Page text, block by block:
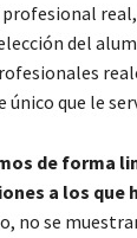
del
que le
de forma
a los que
no se